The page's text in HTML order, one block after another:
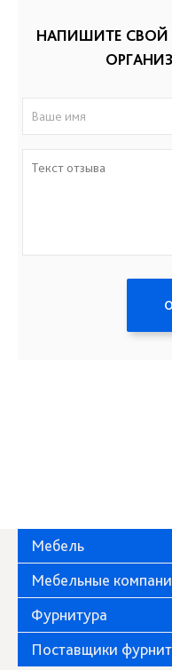
НАПИШИТЕ СВОЙ
Мебель
Мебельные
Фурнитура
Поставщики